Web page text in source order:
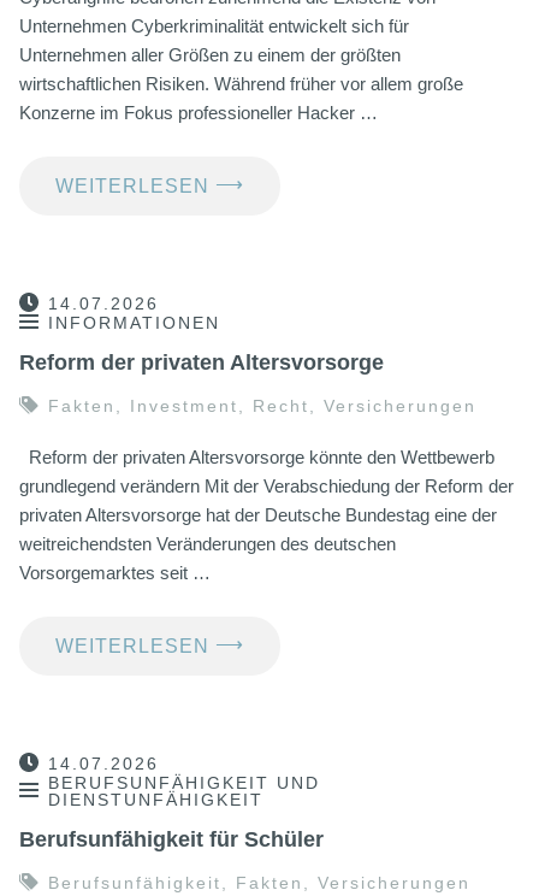
Unternehmen Cyberkriminalität entwickelt sich für
Unternehmen aller Größen zu einem der größten
wirtschaftlichen Risiken. Während früher vor allem große
Konzerne im Fokus professioneller Hacker …
WEITERLESEN ⟶
14.07.2026
INFORMATIONEN
Reform der privaten Altersvorsorge
Fakten , Investment, Recht, Versicherungen
Reform der privaten Altersvorsorge könnte den Wettbewerb
grundlegend verändern Mit der Verabschiedung der Reform der
privaten Altersvorsorge hat der Deutsche Bundestag eine der
weitreichendsten Veränderungen des deutschen
Vorsorgemarktes seit …
WEITERLESEN ⟶
14.07.2026
BERUFSUNFÄHIGKEIT UND
DIENSTUNFÄHIGKEIT
Berufsunfähigkeit für Schüler
Berufsunfähigkeit, Fakten , Versicherungen